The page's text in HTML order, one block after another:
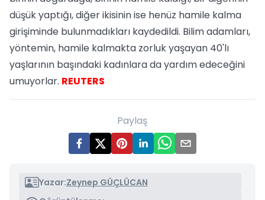
düşük yaptığı, diğer ikisinin ise henüz hamile kalma
girişiminde bulunmadıkları kaydedildi. Bilim adamları,
yöntemin, hamile kalmakta zorluk yaşayan 40'lı
yaşlarının başındaki kadınlara da yardım edeceğini
umuyorlar. REUTERS
Paylaş
Yazar:Zeynep GÜÇLÜCAN